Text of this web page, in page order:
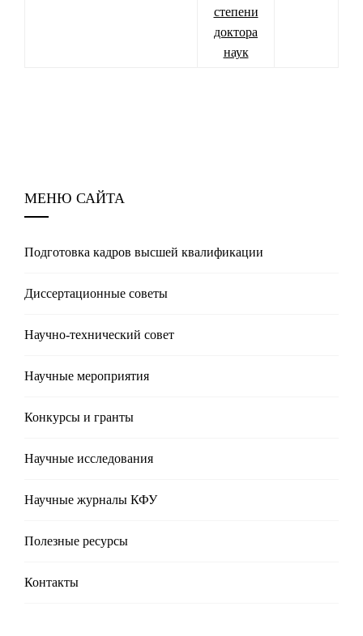
степени
доктора
наук
МЕНЮ САЙТА
Подготовка кадров высшей квалификации
Диссертационные советы
Научно-технический совет
Научные мероприятия
Конкурсы и гранты
Научные исследования
Научные журналы КФУ
Полезные реcурсы
Контакты